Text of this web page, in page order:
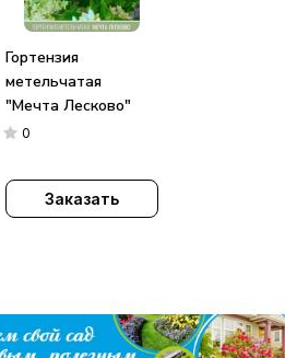
Гортензия
метельчатая
"Мечта Лесково"
0
Заказать